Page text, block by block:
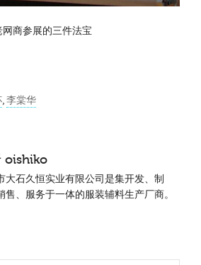
网商参展的三件法宝
,李棠华
oishiko
大石久恒实业有限公司是集开发、制
售、服务于一体的服装辅料生产厂商。